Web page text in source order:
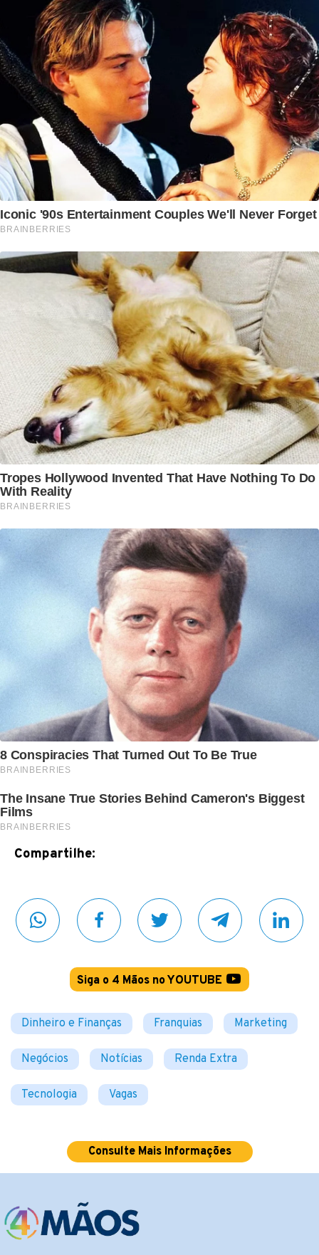
Compartilhe:
Siga o 4 Mãos no YOUTUBE
Dinheiro e Finanças Franquias Marketing
Negócios Notícias Renda Extra
Tecnologia Vagas
Consulte Mais Informações